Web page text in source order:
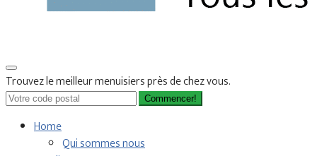
Trouvez le meilleur menuisiers près de chez vous.
Commencer!
Home
Qui sommes nous